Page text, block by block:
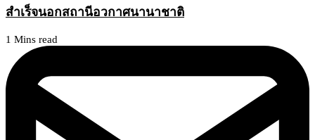
สำเร็จนอกสถานีอวกาศนานาชาติ
1 Mins read